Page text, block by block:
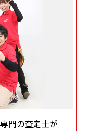
門の査定士が